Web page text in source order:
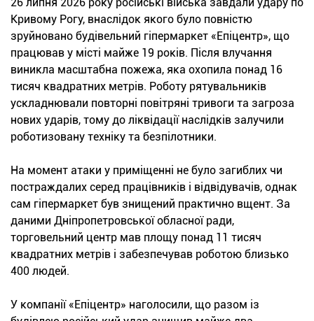
Кривому Рогу, внаслідок якого було повністю
зруйновано будівельний гіпермаркет «Епіцентр», що
працював у місті майже 19 років. Після влучання
виникла масштабна пожежа, яка охопила понад 16
тисяч квадратних метрів. Роботу рятувальників
ускладнювали повторні повітряні тривоги та загроза
нових ударів, тому до ліквідації наслідків залучили
роботизовану техніку та безпілотники.
На момент атаки у приміщенні не було загиблих чи
постраждалих серед працівників і відвідувачів, однак
сам гіпермаркет був знищений практично вщент. За
даними Дніпропетровської обласної ради,
торговельний центр мав площу понад 11 тисяч
квадратних метрів і забезпечував роботою близько
400 людей.
У компанії «Епіцентр» наголосили, що разом із